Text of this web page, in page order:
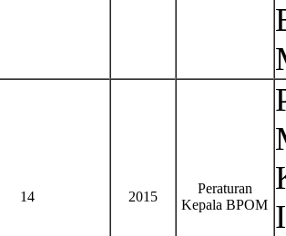
14 2015
Peraturan
Kepala BPOM